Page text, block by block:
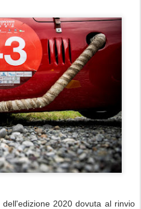
2020 dovuta al rinvio